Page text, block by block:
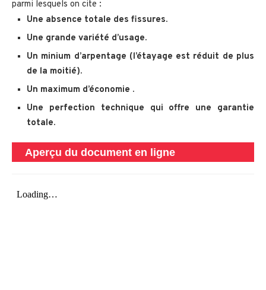
parmi lesquels on cite :
Une absence totale des fissures.
Une grande variété d’usage.
Un minium d’arpentage (l’étayage est réduit de plus
de la moitié).
Un maximum d’économie .
Une perfection technique qui offre une garantie
totale.
Aperçu du document en ligne